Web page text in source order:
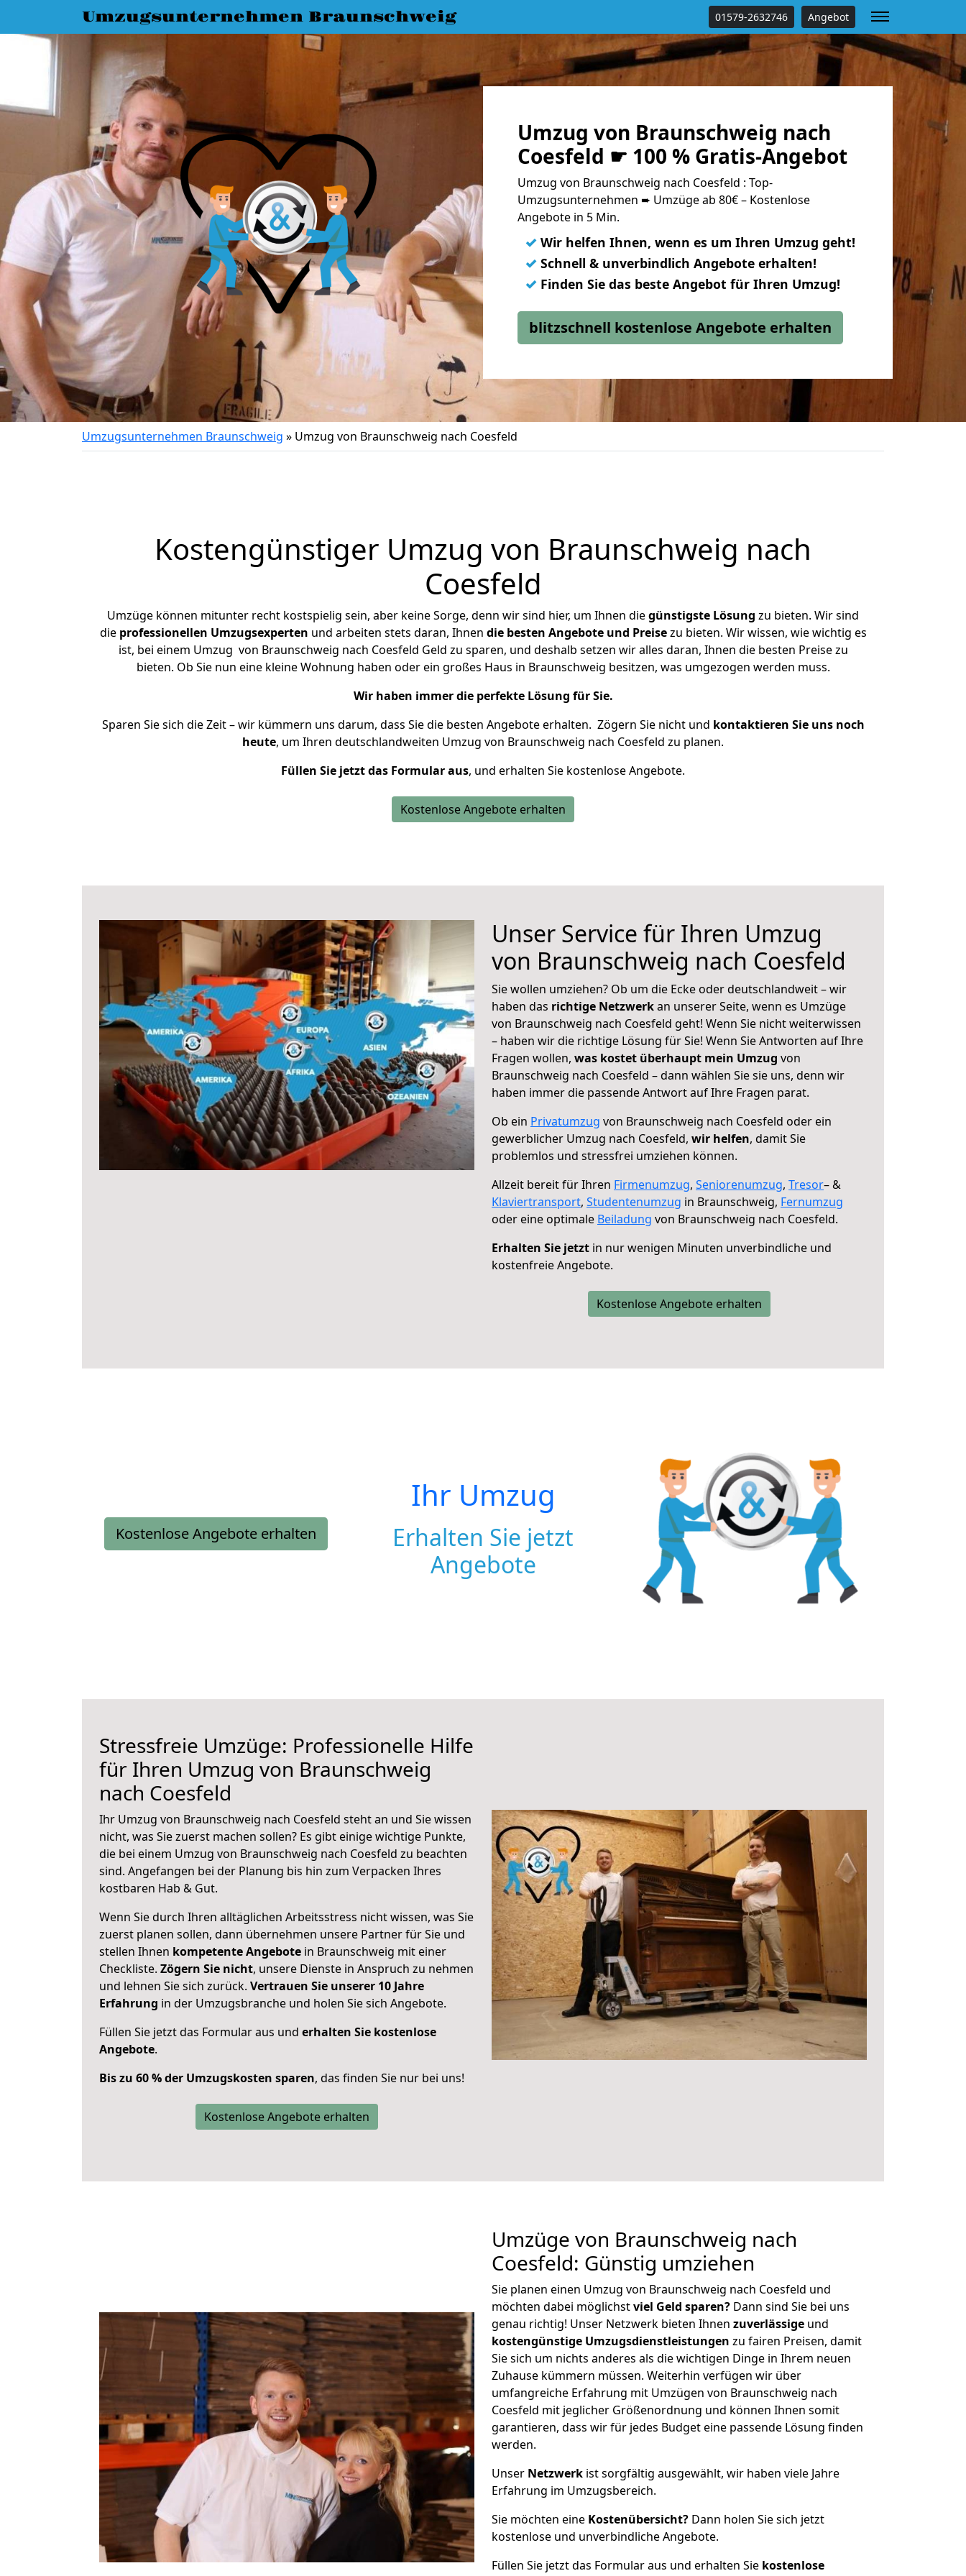
Umzugsunternehmen Braunschweig 01579-2632746 Angebot
Umzug von Braunschweig nach
Coesfeld ☛ 100 % Gratis-Angebot
Umzug von Braunschweig nach Coesfeld : Top-
Umzugsunternehmen ➨ Umzüge ab 80€ – Kostenlose
Angebote in 5 Min.
✓ Wir helfen Ihnen, wenn es um Ihren Umzug geht!
✓ Schnell & unverbindlich Angebote erhalten!
✓ Finden Sie das beste Angebot für Ihren Umzug!
blitzschnell kostenlose Angebote erhalten
Umzugsunternehmen Braunschweig » Umzug von Braunschweig nach Coesfeld
Kostengünstiger Umzug von Braunschweig nach
Coesfeld
Umzüge können mitunter recht kostspielig sein, aber keine Sorge, denn wir sind hier, um Ihnen diegünstigste Lösung zu bieten. Wir sind
die professionellen Umzugsexperten und arbeiten stets daran, Ihnen die besten Angebote und Preisezu bieten. Wir wissen, wie wichtig es
ist, bei einem Umzug von Braunschweig nach Coesfeld Geld zu sparen, und deshalb setzen wir alles daran, Ihnen die besten Preise zu
bieten. Ob Sie nun eine kleine Wohnung haben oder ein großes Haus in Braunschweig besitzen, was umgezogen werden muss.
Wir haben immer die perfekte Lösung für Sie.
Sparen Sie sich die Zeit – wir kümmern uns darum, dass Sie die besten Angebote erhalten. Zögern Sie nicht und kontaktieren Sie uns noch
heute, um Ihren deutschlandweiten Umzug von Braunschweig nach Coesfeld zu planen.
Füllen Sie jetzt das Formular aus, und erhalten Sie kostenlose Angebote.
Kostenlose Angebote erhalten
Unser Service für Ihren Umzug
von Braunschweig nach Coesfeld
Sie wollen umziehen? Ob um die Ecke oder deutschlandweit – wir
haben das richtige Netzwerkan unserer Seite, wenn es Umzüge
von Braunschweig nach Coesfeld geht! Wenn Sie nicht weiterwissen
– haben wir die richtige Lösung für Sie! Wenn Sie Antworten auf Ihre
Fragen wollen, was kostet überhaupt mein Umzug von
Braunschweig nach Coesfeld – dann wählen Sie sie uns, denn wir
haben immer die passende Antwort auf Ihre Fragen parat.
Ob ein Privatumzug von Braunschweig nach Coesfeld oder ein
gewerblicher Umzug nach Coesfeld, wir helfen, damit Sie
problemlos und stressfrei umziehen können.
Allzeit bereit für Ihren Firmenumzug, Seniorenumzug, Tresor– &
Klaviertransport, Studentenumzug in Braunschweig, Fernumzug
oder eine optimale Beiladung von Braunschweig nach Coesfeld.
Erhalten Sie jetzt in nur wenigen Minuten unverbindliche und
kostenfreie Angebote.
Kostenlose Angebote erhalten
Kostenlose Angebote erhalten
Ihr Umzug
Erhalten Sie jetzt
Angebote
Stressfreie Umzüge: Professionelle Hilfe
für Ihren Umzug von Braunschweig
nach Coesfeld
Ihr Umzug von Braunschweig nach Coesfeld steht an und Sie wissen
nicht, was Sie zuerst machen sollen? Es gibt einige wichtige Punkte,
die bei einem Umzug von Braunschweig nach Coesfeld zu beachten
sind. Angefangen bei der Planung bis hin zum Verpacken Ihres
kostbaren Hab & Gut.
Wenn Sie durch Ihren alltäglichen Arbeitsstress nicht wissen, was Sie
zuerst planen sollen, dann übernehmen unsere Partner für Sie und
stellen Ihnen kompetente Angebote in Braunschweig mit einer
Checkliste. Zögern Sie nicht, unsere Dienste in Anspruch zu nehmen
und lehnen Sie sich zurück. Vertrauen Sie unserer 10 Jahre
Erfahrung in der Umzugsbranche und holen Sie sich Angebote.
Füllen Sie jetzt das Formular aus und erhalten Sie kostenlose
Angebote.
Bis zu 60 % der Umzugskosten sparen, das finden Sie nur bei uns!
Kostenlose Angebote erhalten
Umzüge von Braunschweig nach
Coesfeld: Günstig umziehen
Sie planen einen Umzug von Braunschweig nach Coesfeld und
möchten dabei möglichstviel Geld sparen? Dann sind Sie bei uns
genau richtig! Unser Netzwerk bieten Ihnen zuverlässige und
kostengünstige Umzugsdienstleistungen zu fairen Preisen, damit
Sie sich um nichts anderes als die wichtigen Dinge in Ihrem neuen
Zuhause kümmern müssen. Weiterhin verfügen wir über
umfangreiche Erfahrung mit Umzügen von Braunschweig nach
Coesfeld mit jeglicher Größenordnung und können Ihnen somit
garantieren, dass wir für jedes Budget eine passende Lösung finden
werden.
Unser Netzwerk ist sorgfältig ausgewählt, wir haben viele Jahre
Erfahrung im Umzugsbereich.
Sie möchten eine Kostenübersicht? Dann holen Sie sich jetzt
kostenlose und unverbindliche Angebote.
Füllen Sie jetzt das Formular aus und erhalten Sie kostenlose